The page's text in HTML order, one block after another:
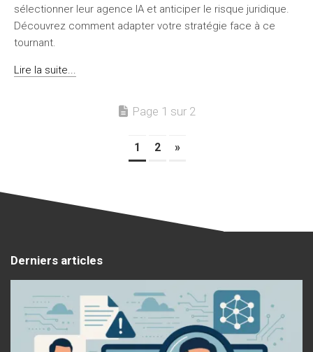
sélectionner leur agence IA et anticiper le risque juridique.
Découvrez comment adapter votre stratégie face à ce
tournant.
Lire la suite...
Page 1 sur 2
1 2 »
Derniers articles